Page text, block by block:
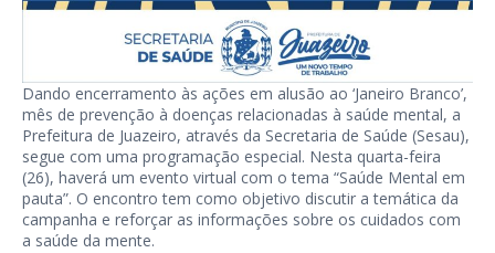
Dando encerramento às ações em alusão ao ‘Janeiro Branco’,
mês de prevenção à doenças relacionadas à saúde mental, a
Prefeitura de Juazeiro, através da Secretaria de Saúde (Sesau),
segue com uma programação especial. Nesta quarta-feira
(26), haverá um evento virtual com o tema “Saúde Mental em
pauta”. O encontro tem como objetivo discutir a temática da
campanha e reforçar as informações sobre os cuidados com
a saúde da mente.